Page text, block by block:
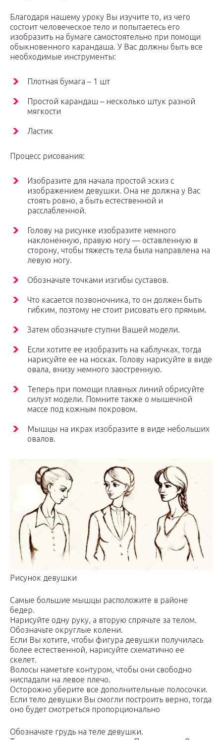
Благодаря нашему уроку Вы изучите то, из чего
состоит человеческое тело и попытаетесь его
изобразить на бумаге самостоятельно при помощи
обыкновенного карандаша. У Вас должны быть все
необходимые инструменты:
Плотная бумага – 1 шт
Простой карандаш – несколько штук разной
мягкости
Ластик
Процесс рисования:
Изобразите для начала простой эскиз с
изображением девушки. Она не должна у Вас
стоять ровно, а быть естественной и
расслабленной.
Голову на рисунке изобразите немного
наклоненную, правую ногу — оставленную в
сторону, чтобы тяжесть тела была направлена на
левую ногу.
Обозначьте точками изгибы суставов.
Что касается позвоночника, то он должен быть
гибким, поэтому не стоит рисовать его прямым.
Затем обозначьте ступни Вашей модели.
Если хотите ее изобразить на каблучках, тогда
нарисуйте ее на носках. Голову нарисуйте в виде
овала, внизу немного заостренную.
Теперь при помощи плавных линий обрисуйте
силуэт модели. Помните также о мышечной
массе под кожным покровом.
Мышцы на икрах изобразите в виде небольших
овалов.
Рисунок девушки
Самые большие мышцы расположите в районе
бедер.
Нарисуйте одну руку, а вторую спрячьте за телом.
Обозначьте округлые колени.
Если Вы хотите, чтобы фигура девушки получилась
более естественной, нарисуйте схематично ее
скелет.
Волосы наметьте контуром, чтобы они свободно
ниспадали на левое плечо.
Осторожно уберите все дополнительные полосочки.
Если тело девушки Вы смогли построить верно, тогда
оно будет смотреться пропорционально
Обозначьте грудь на теле девушки.